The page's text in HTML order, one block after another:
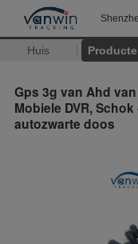
Huis
Gps 3g van Ahd
Mobiele DVR,
autozwarte doos